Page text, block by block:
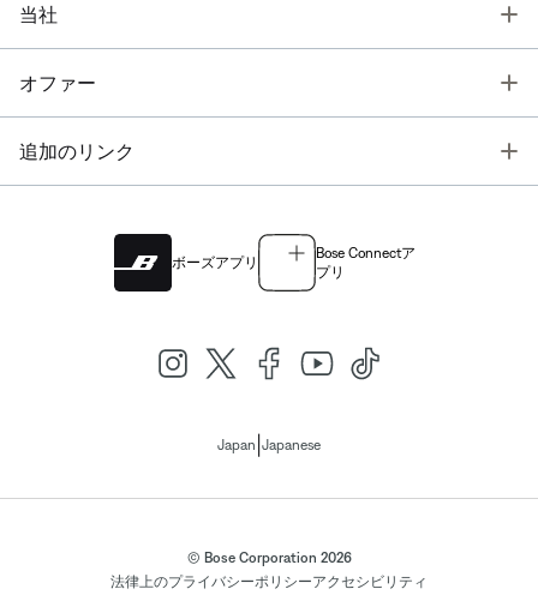
当社
オファー
追加のリンク
ボーズアプリ
Bose Connectア
プリ
Japan Japanese
© Bose Corporation 2026
法律上のプライバシーポリシーアクセシビリティ